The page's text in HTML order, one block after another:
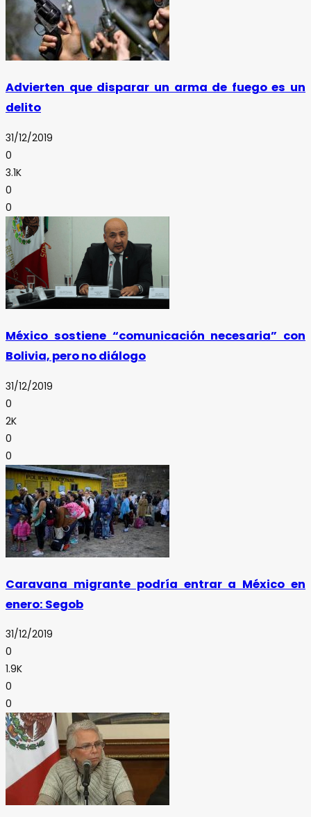
Advierten que disparar un arma de fuego es un
delito
31/12/2019
0
3.1K
0
0
México sostiene “comunicación necesaria” con
Bolivia, pero no diálogo
31/12/2019
0
2K
0
0
Caravana migrante podría entrar a México en
enero: Segob
31/12/2019
0
1.9K
0
0